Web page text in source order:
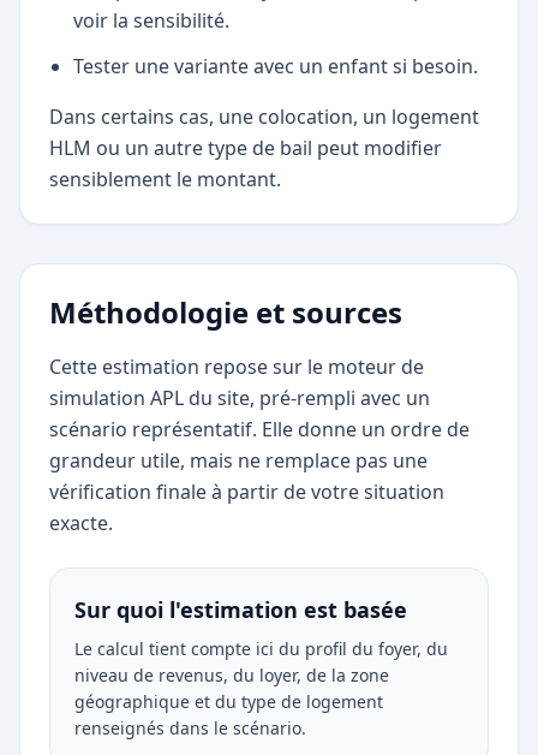
voir la sensibilité.
Tester une variante avec un enfant si besoin.
Dans certains cas, une colocation, un logement
HLM ou un autre type de bail peut modifier
sensiblement le montant.
Méthodologie et sources
Cette estimation repose sur le moteur de
simulation APL du site, pré-rempli avec un
scénario représentatif. Elle donne un ordre de
grandeur utile, mais ne remplace pas une
vérification finale à partir de votre situation
exacte.
Sur quoi l'estimation est basée
Le calcul tient compte ici du profil du foyer, du
niveau de revenus, du loyer, de la zone
géographique et du type de logement
renseignés dans le scénario.